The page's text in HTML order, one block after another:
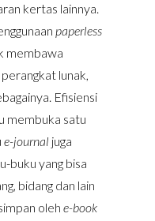
kertas lainnya.
paperless
membawa
lunak,
Efisiensi
membuka satu
e-journal juga
buku yang bisa
bidang dan lain
oleh e-book